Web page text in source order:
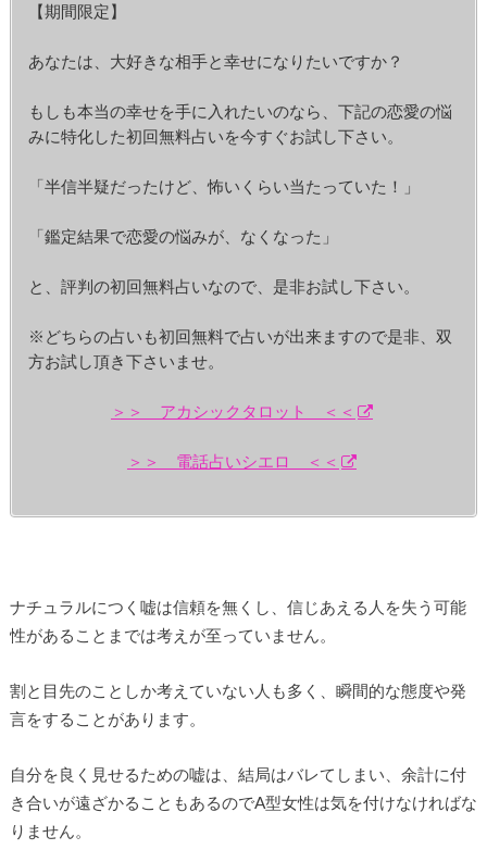
【期間限定】
あなたは、大好きな相手と幸せになりたいですか？
もしも本当の幸せを手に入れたいのなら、下記の恋愛の悩
みに特化した初回無料占いを今すぐお試し下さい。
「半信半疑だったけど、怖いくらい当たっていた！」
「鑑定結果で恋愛の悩みが、なくなった」
と、評判の初回無料占いなので、是非お試し下さい。
※どちらの占いも初回無料で占いが出来ますので是非、双
方お試し頂き下さいませ。
＞＞ アカシックタロット ＜＜
＞＞ 電話占いシエロ ＜＜
ナチュラルにつく嘘は信頼を無くし、信じあえる人を失う可能
性があることまでは考えが至っていません。
割と目先のことしか考えていない人も多く、瞬間的な態度や発
言をすることがあります。
自分を良く見せるための嘘は、結局はバレてしまい、余計に付
き合いが遠ざかることもあるのでA型女性は気を付けなければな
りません。